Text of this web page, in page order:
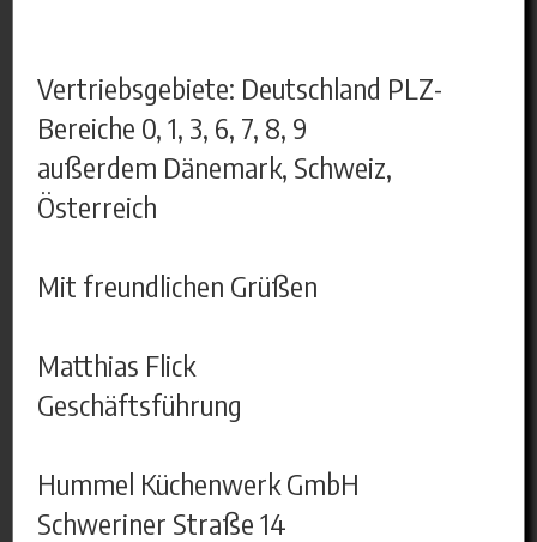
Vertriebsgebiete: Deutschland PLZ-
Bereiche 0, 1, 3, 6, 7, 8, 9
außerdem Dänemark, Schweiz,
Österreich
Mit freundlichen Grüßen
Matthias Flick
Geschäftsführung
Hummel Küchenwerk GmbH
Schweriner Straße 14